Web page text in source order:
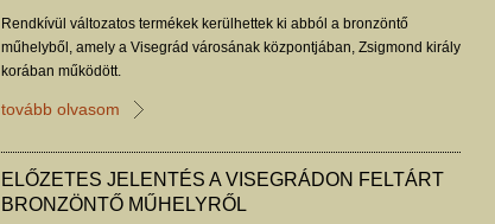
Rendkívül változatos termékek kerülhettek ki abból a bronzöntő
műhelyből, amely a Visegrád városának központjában, Zsigmond király
korában működött.
tovább olvasom
ELŐZETES JELENTÉS A VISEGRÁDON FELTÁRT
BRONZÖNTŐ MŰHELYRŐL